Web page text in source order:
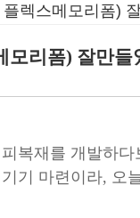
렉스메모리폼)
모리폼) 잘만
복재를 개발하
기 마련이라, 오